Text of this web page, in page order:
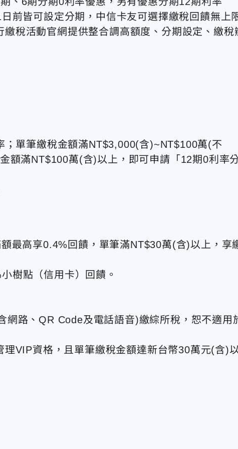
前皆可設定分期，中信卡友可選擇繳稅回饋無上
稅活動官網提供整合調高額度、分期設定、繳稅
單筆繳稅金額滿NT$3,000(含)~NT$100萬(不
額滿NT$100萬(含)以上，即可申請「12期0利率
最高享0.4%回饋，單筆滿NT$30萬(含)以上，享
樹點（信用卡）回饋。
路、QR Code及電話語音)繳綜所稅，恕不適用
VIP資格，且單筆繳稅金額達新台幣30萬元(含)